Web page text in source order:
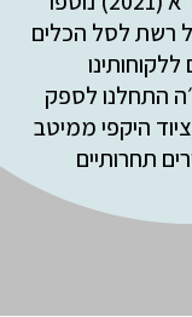
רשת לסל הכלים
התחלנו לספק
היקפי ממיטב
תחרותיים